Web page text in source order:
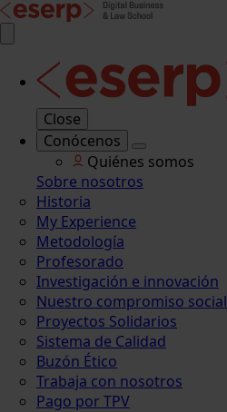
Close
Conócenos
Quiénes somos
Sobre nosotros
Historia
My Experience
Metodología
Profesorado
Investigación e innovación
Nuestro compromiso social
Proyectos Solidarios
Sistema de Calidad
Buzón Ético
Trabaja con nosotros
Pago por TPV